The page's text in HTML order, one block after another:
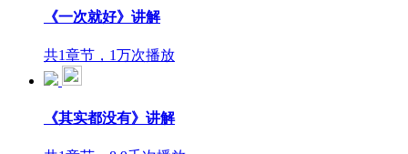
《一次就好》讲解
共1章节，1万次播放
《其实都没有》讲解